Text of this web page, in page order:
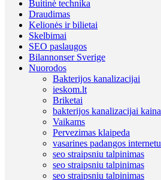
Buitinė technika
Draudimas
Kelionės ir bilietai
Skelbimai
SEO paslaugos
Bilannonser Sverige
Nuorodos
Bakterijos kanalizacijai
ieskom.lt
Briketai
bakterijos kanalizacijai kaina
Vaikams
Pervezimas klaipeda
vasarines padangos internetu
seo straipsniu talpinimas
seo straipsniu talpinimas
seo straipsniu talpinimas